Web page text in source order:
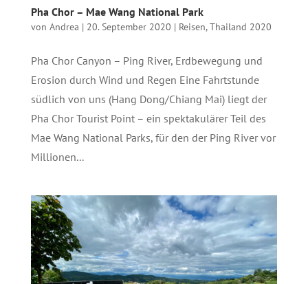
Pha Chor – Mae Wang National Park
von Andrea | 20. September 2020 | Reisen,Thailand 2020
Pha Chor Canyon – Ping River, Erdbewegung und
Erosion durch Wind und Regen Eine Fahrtstunde
südlich von uns (Hang Dong/Chiang Mai) liegt der
Pha Chor Tourist Point – ein spektakulärer Teil des
Mae Wang National Parks, für den der Ping River vor
Millionen...